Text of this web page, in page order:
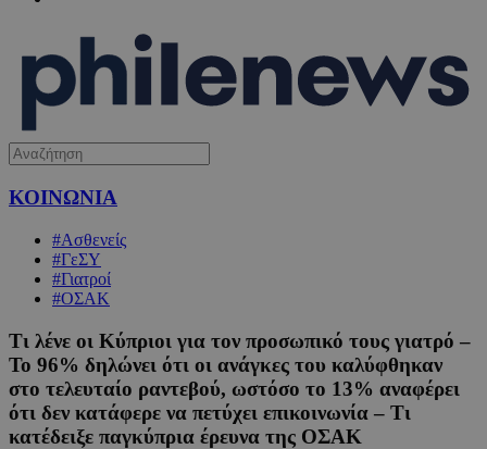
ΚΟΙΝΩΝΙΑ
#Ασθενείς
#ΓεΣΥ
#Γιατροί
#ΟΣΑΚ
Τι λένε οι Κύπριοι για τον προσωπικό τους γιατρό –
Το 96% δηλώνει ότι οι ανάγκες του καλύφθηκαν
στο τελευταίο ραντεβού, ωστόσο το 13% αναφέρει
ότι δεν κατάφερε να πετύχει επικοινωνία – Τι
κατέδειξε παγκύπρια έρευνα της ΟΣΑΚ